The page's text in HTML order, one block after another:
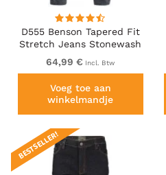
D555 Benson Tapered Fit
Stretch Jeans Stonewash
64,99 € Incl. Btw
Voeg toe aan
winkelmandje
BESTSELLER!